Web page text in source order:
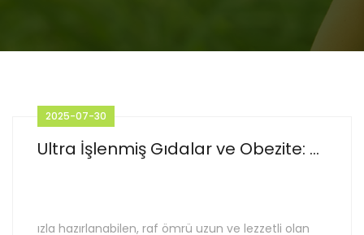
2025-07-30
Ultra İşlenmiş Gıdalar ve Obezite: ...
ızla hazırlanabilen, raf ömrü uzun ve lezzetli olan